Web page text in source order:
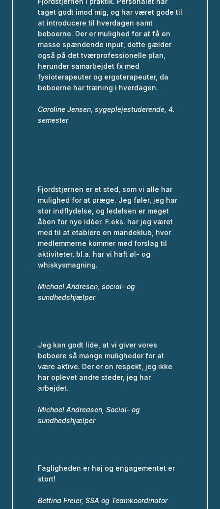
taget godt imod mig, og har været gode til
at introducere til hverdagen samt
beboerne. Der er mulighed for at få en
masse spændende input, dette gælder
også på det tværprofessionelle plan,
herunder samarbejdet fx med
fysioterapeuter og ergoterapeuter, da
beboerne har træning i hverdagen.
Caroline Jensen, sygeplejestuderende, 4.
semester
Fjordstjernen er et sted, som vi alle har
mulighed for at præge. Jeg føler, jeg har
stor indflydelse, og ledelsen er meget
åben for nye idéer. F.eks. har jeg været
med til at etablere en mandeklub, hvor
medlemmerne kommer med forslag til
aktiviteter, bl.a. har vi haft øl- og
whiskysmagning.
Michael Andresen, social- og
sundhedshjælper
Jeg kan godt lide, at vi giver vores
beboere så mange muligheder for at
være aktive. Der er en respekt, jeg ikke
har oplevet andre steder, jeg har
arbejdet.
Michael Andreasen, Social- og
sundhedshjælper
Fagligheden er høj og engagementet er
stort!
Bettina Freier, SSA og Teamkoordinator